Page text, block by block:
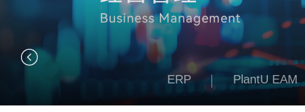
ERP PlantU EAM